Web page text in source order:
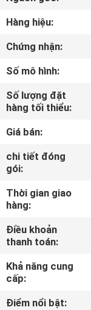
PHẨM
DẪN
VR
VỀ
CHÚNG
THAM
QUAN
NHÀ
MÁY
Hàng hiệu:
Chứng nhận:
Số mô hình:
Số lượng đặt
hàng tối thiểu:
Giá bán:
chi tiết đóng
gói:
Thời gian giao
hàng:
Điều khoản
thanh toán:
Khả năng cung
cấp:
Điểm nổi bật: